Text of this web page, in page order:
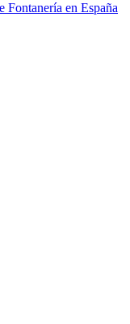
Fontanería en España